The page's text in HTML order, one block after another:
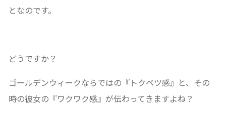
となのです。
どうですか？
ゴールデンウィークならではの『トクベツ感』と、その
時の彼女の『ワクワク感』が伝わってきますよね？